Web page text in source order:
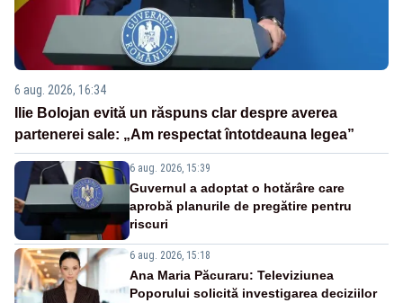
6 aug. 2026, 16:34
Ilie Bolojan evită un răspuns clar despre averea
partenerei sale: „Am respectat întotdeauna legea”
6 aug. 2026, 15:39
Guvernul a adoptat o hotărâre care
aprobă planurile de pregătire pentru
riscuri
6 aug. 2026, 15:18
Ana Maria Păcuraru: Televiziunea
Poporului solicită investigarea deciziilor